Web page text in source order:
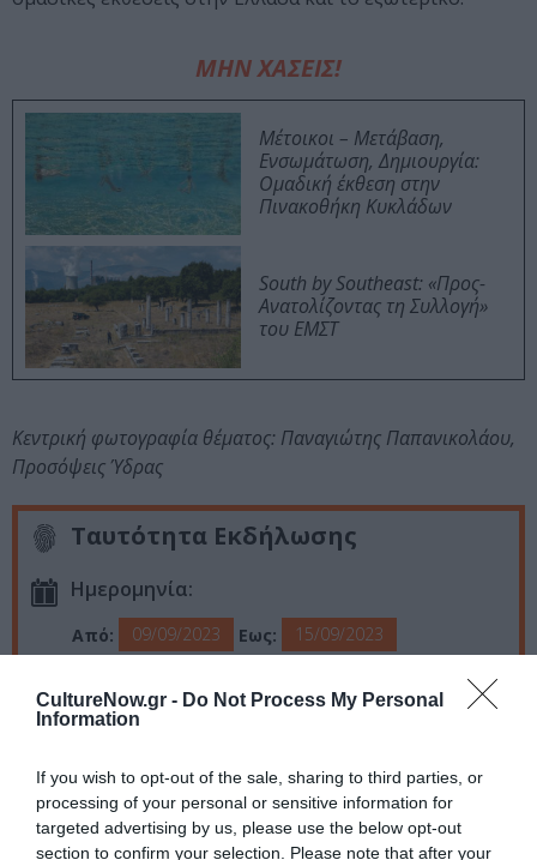
CultureNow.gr - Do Not Process My Personal
Information
If you wish to opt-out of the sale, sharing to third parties, or
processing of your personal or sensitive information for
targeted advertising by us, please use the below opt-out
section to confirm your selection. Please note that after your
ΜΗΝ ΧΑΣΕΙΣ!
Μέτοικοι – Μετάβαση,
Ενσωμάτωση, Δημιουργία:
Ομαδική έκθεση στην
Πινακοθήκη Κυκλάδων
South by Southeast: «Προς-
Ανατολίζοντας τη Συλλογή»
του ΕΜΣΤ
Κεντρική φωτογραφία θέματος: Παναγιώτης Παπανικολάου,
Προσόψεις Ύδρας
Ταυτότητα Εκδήλωσης
Ημερομηνία:
Από: 09/09/2023 Εως:
15/09/2023
20:00
Ώρες λειτουργίας: 10:00 – 12:00 & 18:00 – 22:00
Τοποθεσία:
Αίθουσα Τέχνης και Συναυλιών Μελίνα Μερκούρη,
Ύδρα